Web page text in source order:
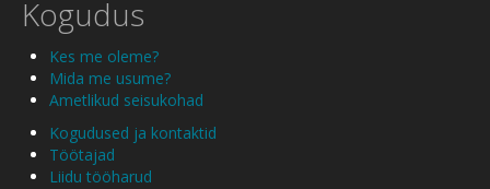
Kogudus
Kes me oleme?
Mida me usume?
Ametlikud seisukohad
Kogudused ja kontaktid
Töötajad
Liidu tööharud